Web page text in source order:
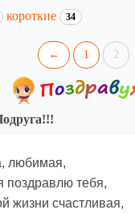
короткие 34
← 1 2
любимая,
тебя,
жизни счастливая,